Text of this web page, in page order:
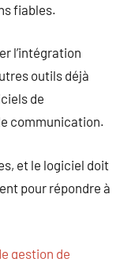
fiables.
l’intégration
outils déjà
de
communication.
et le logiciel doit
pour répondre à
gestion de